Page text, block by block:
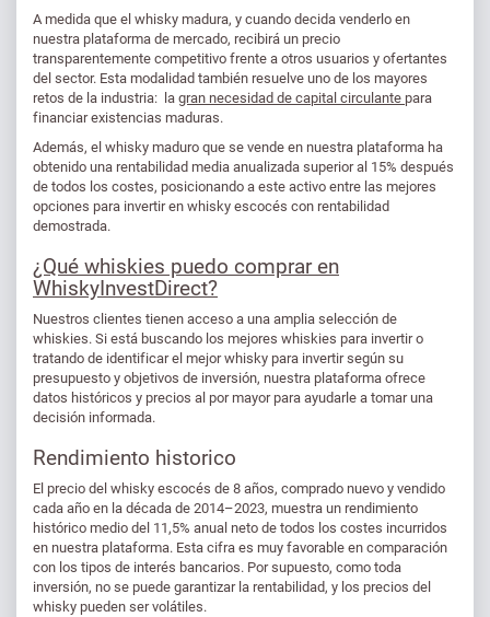
A medida que el whisky madura, y cuando decida venderlo en
nuestra plataforma de mercado, recibirá un precio
transparentemente competitivo frente a otros usuarios y ofertantes
del sector. Esta modalidad también resuelve uno de los mayores
retos de la industria: lagran necesidad de capital circulante para
financiar existencias maduras.
Además, el whisky maduro que se vende en nuestra plataforma ha
obtenido una rentabilidad media anualizada superior al 15% después
de todos los costes, posicionando a este activo entre las mejores
opciones para invertir en whisky escocés con rentabilidad
demostrada.
¿Qué whiskies puedo comprar en
WhiskyInvestDirect?
Nuestros clientes tienen acceso a una amplia selección de
whiskies. Si está buscando los mejores whiskies para invertir o
tratando de identificar el mejor whisky para invertir según su
presupuesto y objetivos de inversión, nuestra plataforma ofrece
datos históricos y precios al por mayor para ayudarle a tomar una
decisión informada.
Rendimiento historico
El precio del whisky escocés de 8 años, comprado nuevo y vendido
cada año en la década de 2014–2023, muestra un rendimiento
histórico medio del 11,5% anual neto de todos los costes incurridos
en nuestra plataforma. Esta cifra es muy favorable en comparación
con los tipos de interés bancarios. Por supuesto, como toda
inversión, no se puede garantizar la rentabilidad, y los precios del
whisky pueden ser volátiles.